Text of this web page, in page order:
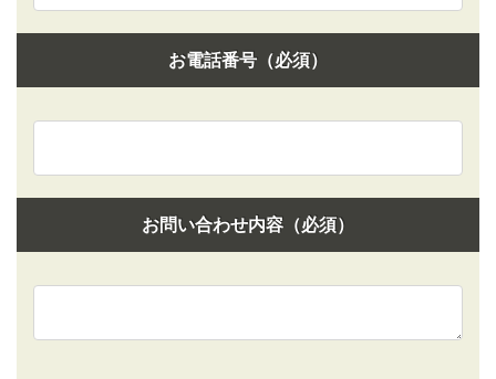
お電話番号（必須）
お問い合わせ内容（必須）